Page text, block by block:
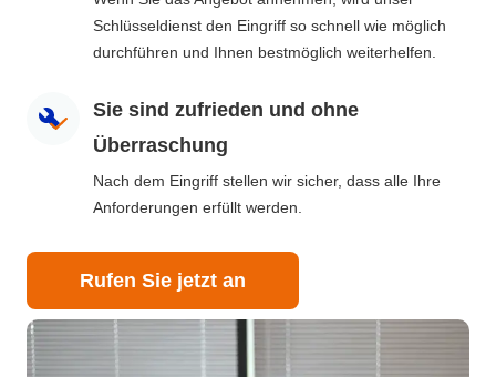
Schlüsseldienst den Eingriff so schnell wie möglich
durchführen und Ihnen bestmöglich weiterhelfen.
Sie sind zufrieden und ohne
Überraschung
Nach dem Eingriff stellen wir sicher, dass alle Ihre
Anforderungen erfüllt werden.
Rufen Sie jetzt an